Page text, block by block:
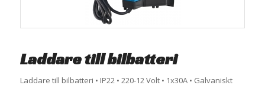
Laddare till bilbatteri
Laddare till bilbatteri • IP22 • 220-12 Volt • 1x30A • Galvaniskt